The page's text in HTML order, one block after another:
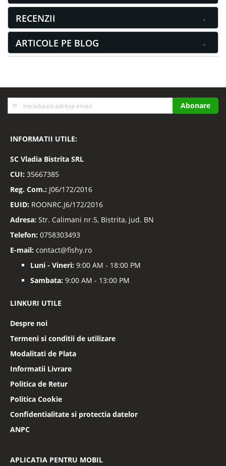
RECENZII
ARTICOLE PE BLOG
Inscrieti-
va
noastre
Abonare
INFORMATII UTILE:
SC Vladia Bistrita SRL
CUI: 35667385
Reg. Com.: J06/172/2016
EUID: ROONRC.J6/172/2016
Adresa: Str. Calimani nr.5, Bistrita, jud. BN
Telefon: 0758303493
E-mail: contact@fishy.ro
Luni - Vineri: 9:00 AM - 18:00 PM
Sambata: 9:00 AM - 13:00 PM
LINKURI UTILE
Despre noi
Termeni si conditii de utilizare
Modalitati de Plata
Informatii Livrare
Politica de Retur
Politica Cookie
Confidentialitate si protectia datelor
ANPC
APLICATIA PENTRU MOBIL